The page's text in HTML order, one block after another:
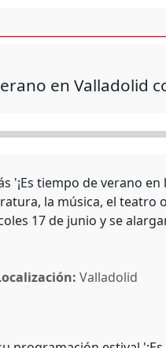
en Valladolid
'¡Es tiempo de verano
la música, el teatro
17 de junio y se
Valladolid